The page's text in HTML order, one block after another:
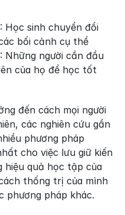
: Học sinh chuyển đổi
bối cảnh cụ thể
: Những người cần đầu
của họ để học tốt
đến cách mọi người
các nghiên cứu gần
phương pháp
cho việc lưu giữ kiến
hiệu quả học tập của
thống trị của mình
phương pháp khác.